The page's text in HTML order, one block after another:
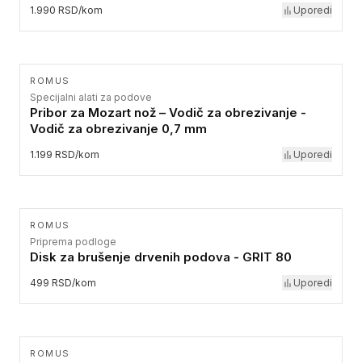
1.990 RSD/kom Uporedi
ROMUS
Specijalni alati za podove
Pribor za Mozart nož – Vodič za obrezivanje -
Vodič za obrezivanje 0,7 mm
1.199 RSD/kom Uporedi
ROMUS
Priprema podloge
Disk za brušenje drvenih podova - GRIT 80
499 RSD/kom Uporedi
ROMUS